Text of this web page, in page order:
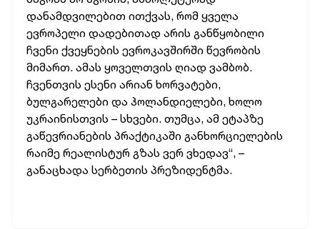
დანამდვილებით ითქვას, რომ ყველა
ევროპელი დადებითად არის განწყობილი
ჩვენი ქვეყნების ევროკავშირში წევრობის
მიმართ. ამას ყოველთვის ღიად ვამბობ.
ჩვენთვის ესენი არიან ხორვატები,
ბულგარელები და ჰოლანდიელები, ხოლო
უკრაინისთვის – სხვები. თუმცა, ამ ეტაპზე
გაწევრიანების პრაქტიკაში განხორციელების
რაიმე რეალისტურ გზას ვერ ვხედავ“, –
განაცხადა სერბეთის პრეზიდენტმა.